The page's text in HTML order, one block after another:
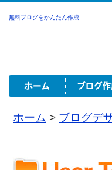
無料ブログをかんたん作成
ホーム > ブログデ